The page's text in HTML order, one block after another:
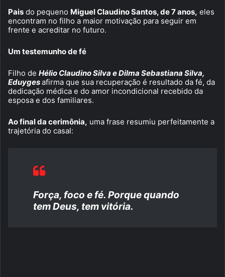
Pais do pequeno Miguel Claudino Santos, de 7 anos, eles
encontram no filho a maior motivação para seguir em
frente e acreditar no futuro.
Um testemunho de fé
Filho de Hélio Claudino Silva e Dilma Sebastiana Silva,
Eduygesafirma que sua recuperação é resultado da fé, da
dedicação médica e do amor incondicional recebido da
esposa e dos familiares.
Ao final da cerimônia, uma frase resumiu perfeitamente a
trajetória do casal:
Força, foco e fé. Porque quando
tem Deus, tem vitória.